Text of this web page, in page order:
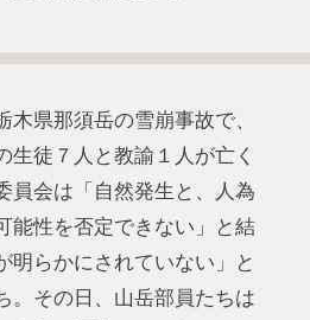
木県那須岳の雪崩事故で、
生徒７人と教諭１人が亡く
員会は「自然発生と、人為
能性を否定できない」と結
明らかにされていない」と
。その日、山岳部員たちは